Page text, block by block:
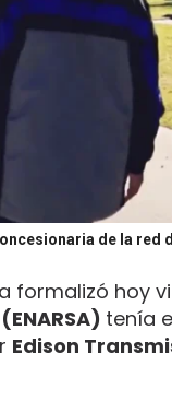
de la
formalizó hoy
tenía
Edison